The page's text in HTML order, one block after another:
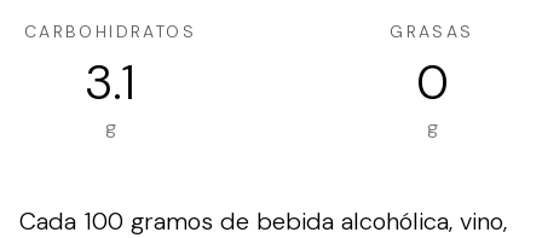
CARBOHIDRATOS
3.1
g
GRASAS
0
g
Cada 100 gramos de bebida alcohólica, vino,